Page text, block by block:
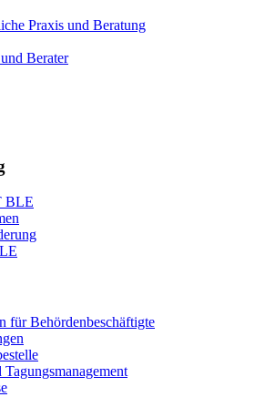
Pra­xis und Be­ra­tung
Be­ra­ter
BLE
für Be­hör­den­be­schäf­tig­te